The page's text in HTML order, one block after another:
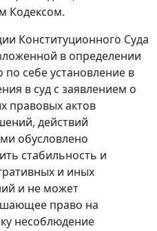
Кодексом.
Конституционного Суда
в определении
по себе установление в
в суд с заявлением о
правовых актов
действий
обусловлено
стабильность и
и иных
и не может
право на
несоблюдение